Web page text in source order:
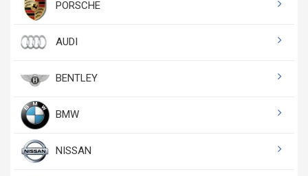
PORSCHE
AUDI
BENTLEY
BMW
NISSAN